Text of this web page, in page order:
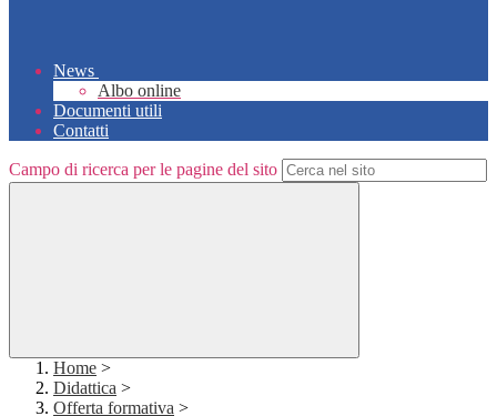
News
Albo online
Documenti utili
Contatti
Campo di ricerca per le pagine del sito
Home >
Didattica >
Offerta formativa >